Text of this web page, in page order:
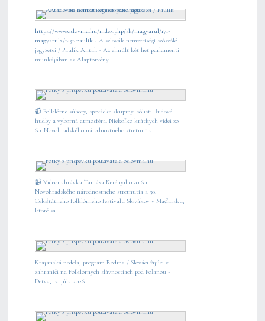
https://www.oslovma.hu/index.php/sk/magyarul/171-
magyarul2/1491-paulik - A szlovák nemzetiségi szószóló
jegyzetei / Paulik Antal: - Az elmúlt két hét parlamenti
munkájában az Alaptörvény...
📹 Folklórne súbory, spevácke skupiny, sólisti, ľudové
hudby a výborná atmosféra. Niekoľko krátkych videí zo
60. Novohradského národnostného stretnutia...
📹 Videonahrávka Tamása Kerényiho zo 60.
Novohradského národnostného stretnutia a 30.
Celoštátneho folklórneho festivalu Slovákov v Maďarsku,
ktoré sa...
Krajanská nedeľa, program Rodina / Slováci žijúci v
zahraničí na Folklórnych slávnostiach pod Poľanou -
Detva, 12. júla 2026...